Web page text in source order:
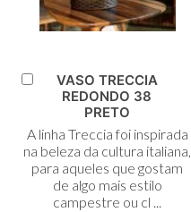
Adicionar
VASO TRECCIA
REDONDO 38
PRETO
A linha Treccia foi inspirada
na beleza da cultura italiana,
para aqueles que gostam
de algo mais estilo
campestre ou cl ...